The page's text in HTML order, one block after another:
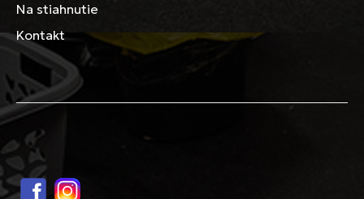
Na stiahnutie
Kontakt